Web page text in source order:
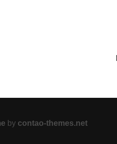
by contao-themes.net